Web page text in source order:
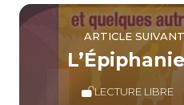
ARTICLE SUIVANT
LECTURE LIBRE